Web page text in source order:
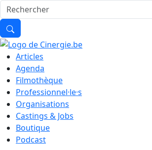
Articles
Agenda
Filmothèque
Professionnel·le·s
Organisations
Castings & Jobs
Boutique
Podcast